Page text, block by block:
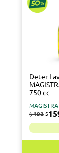
Deter
750 cc
$192 $